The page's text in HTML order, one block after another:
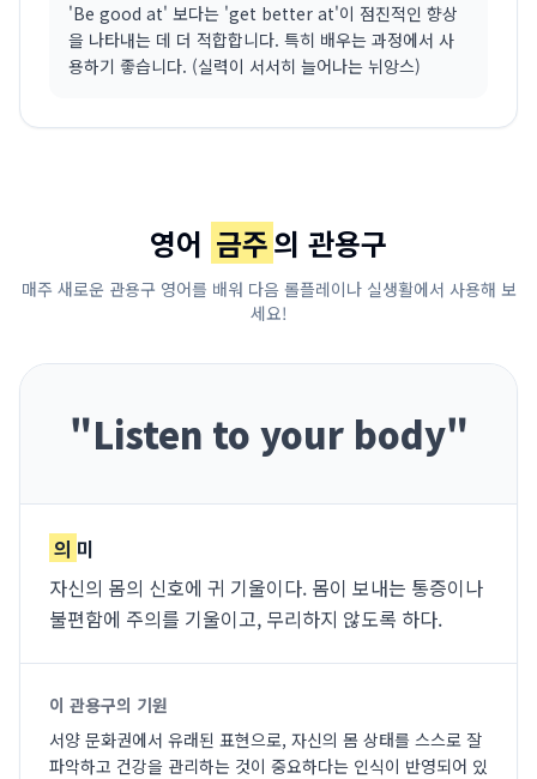
'Be good at' 보다는 'get better at'이 점진적인 향상
을 나타내는 데 더 적합합니다. 특히 배우는 과정에서 사
용하기 좋습니다. (실력이 서서히 늘어나는 뉘앙스)
영어 금주의 관용구
매주 새로운 관용구 영어를 배워 다음 롤플레이나 실생활에서 사용해 보
세요!
"Listen to your body"
의 미
자신의 몸의 신호에 귀 기울이다. 몸이 보내는 통증이나
불편함에 주의를 기울이고, 무리하지 않도록 하다.
이 관용구의 기원
서양 문화권에서 유래된 표현으로, 자신의 몸 상태를 스스로 잘
파악하고 건강을 관리하는 것이 중요하다는 인식이 반영되어 있